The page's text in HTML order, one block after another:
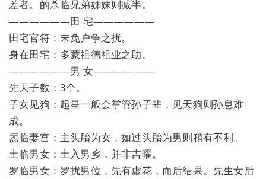
差者。的杀临兄弟姊妹则减半。
——————田 宅——————
田宅官符：未免户争之扰。
身在田宅：多蒙祖德祖业之助。
——————男 女——————
先天子数：3个。
子女见狗：起星一般会掌管孙子辈，见天狗则孙息难
成。
炁临妻宫：主头胎为女，如过头胎为男则稍有不利。
土临男女：土入男乡，并非吉曜。
罗临男女：罗扰男位，先有虚花，而后结果。先生女后